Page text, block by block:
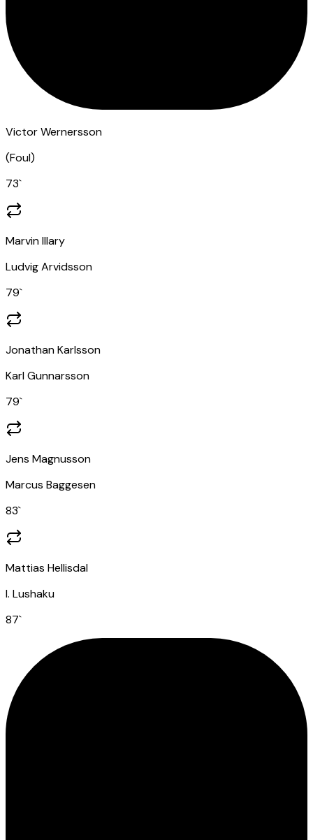
Victor Wernersson
(Foul)
73`
Marvin Illary
Ludvig Arvidsson
79`
Jonathan Karlsson
Karl Gunnarsson
79`
Jens Magnusson
Marcus Baggesen
83`
Mattias Hellisdal
I. Lushaku
87`